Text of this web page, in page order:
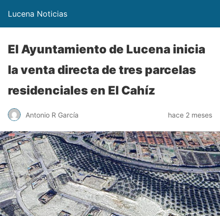
Lucena Noticias
El Ayuntamiento de Lucena inicia
la venta directa de tres parcelas
residenciales en El Cahíz
Antonio R García hace 2 meses